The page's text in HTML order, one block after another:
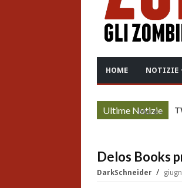
HOME NOTIZIE
Ultime Notizie
More »
Delos Books
DarkSchneider